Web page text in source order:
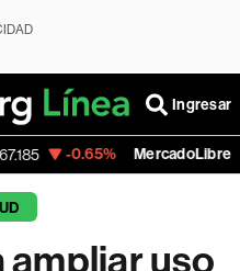
Ingresar
MercadoLibre 1,923.73
ampliar uso